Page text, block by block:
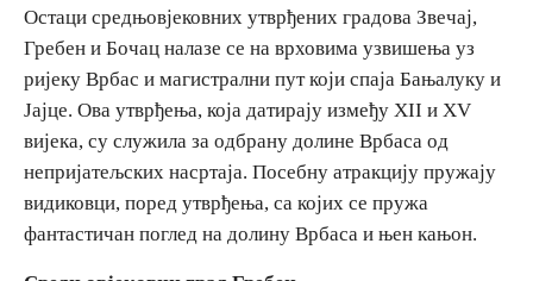
Фото
Видео
E-Brochure
Откриј Српску
Остаци средњовјековних утврђених градова Звечај,
Гребен и Бочац налазе се на врховима узвишења уз
ријеку Врбас и магистрални пут који спаја Бањалуку и
Јајце. Ова утврђења, која датирају између XII и XV
вијека, су служила за одбрану долине Врбаса од
непријатељских насртаја. Посебну атракцију пружају
видиковци, поред утврђења, са којих се пружа
фантастичан поглед на долину Врбаса и њен кањон.